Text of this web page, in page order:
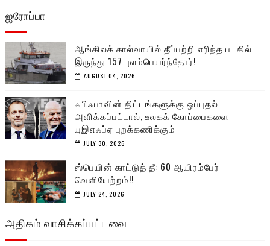
ஐரோப்பா
ஆங்கிலக் கால்வாயில் தீப்பற்றி எரிந்த படகில்
இருந்து 157 புலம்பெயர்ந்தோர்!
AUGUST 04, 2026
ஃபிஃபாவின் திட்டங்களுக்கு ஒப்புதல்
அளிக்கப்பட்டால், உலகக் கோப்பைகளை
யுஇஎஃப்ஏ புறக்கணிக்கும்
JULY 30, 2026
ஸ்பெயின் காட்டுத் தீ: 60 ஆயிரம்பேர்
வெளியேற்றம்!!
JULY 24, 2026
அதிகம் வாசிக்கப்பட்டவை